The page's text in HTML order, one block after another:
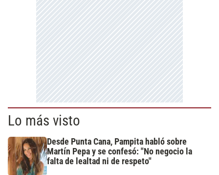
Lo más visto
Desde Punta Cana, Pampita habló sobre
Martín Pepa y se confesó: "No negocio la
falta de lealtad ni de respeto"